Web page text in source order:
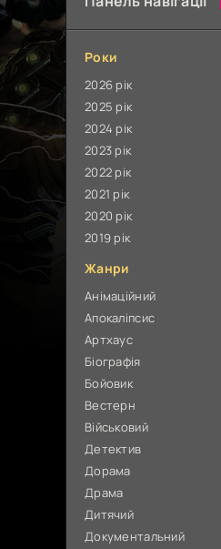
Роки
2026 рік
2025 рік
2024 рік
2023 рік
2022 рік
2021 рік
2020 рік
2019 рік
Жанри
Анімаційний
Апокаліпсис
Артхаус
Біографія
Бойовик
Вестерн
Військовий
Детектив
Дорама
Драма
Дитячий
Документальний